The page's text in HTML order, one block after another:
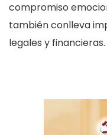
compromiso
también conlleva
legales y